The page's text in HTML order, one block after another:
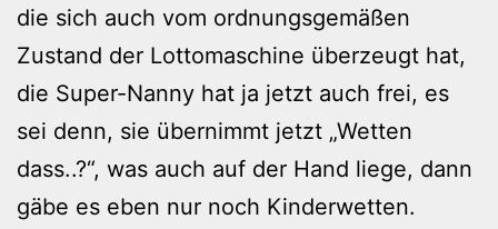
die sich auch vom ordnungsgemäßen
Zustand der Lottomaschine überzeugt hat,
die Super-Nanny hat ja jetzt auch frei, es
sei denn, sie übernimmt jetzt „Wetten
dass..?“, was auch auf der Hand liege, dann
gäbe es eben nur noch Kinderwetten.